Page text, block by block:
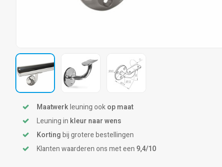
Maatwerkleuning ookop maat
Leuning in kleur naar wens
Kortingbij grotere bestellingen
Klanten waarderen ons met een 9,4/10